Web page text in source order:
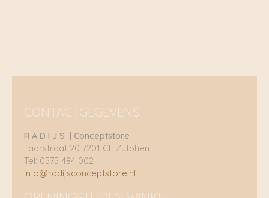
CONTACTGEGEVENS
R A D I J S | Conceptstore
Laarstraat 20 7201 CE Zutphen
Tel: 0575 484 002
info@radijsconceptstore.nl